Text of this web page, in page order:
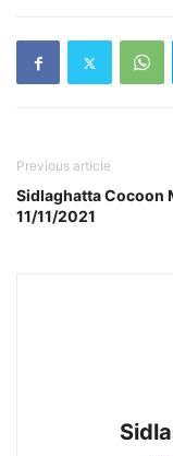
Previous article
Sidlaghatta Cocoon
11/11/2021